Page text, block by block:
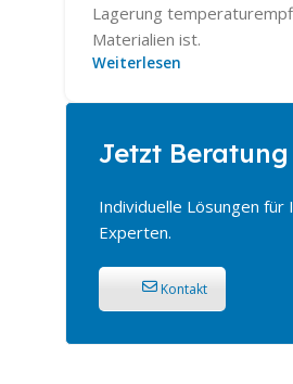
Lagerung
Materialien ist.
Weiterlesen
Jetzt
Individuelle Lösungen
Experten.
Kontakt